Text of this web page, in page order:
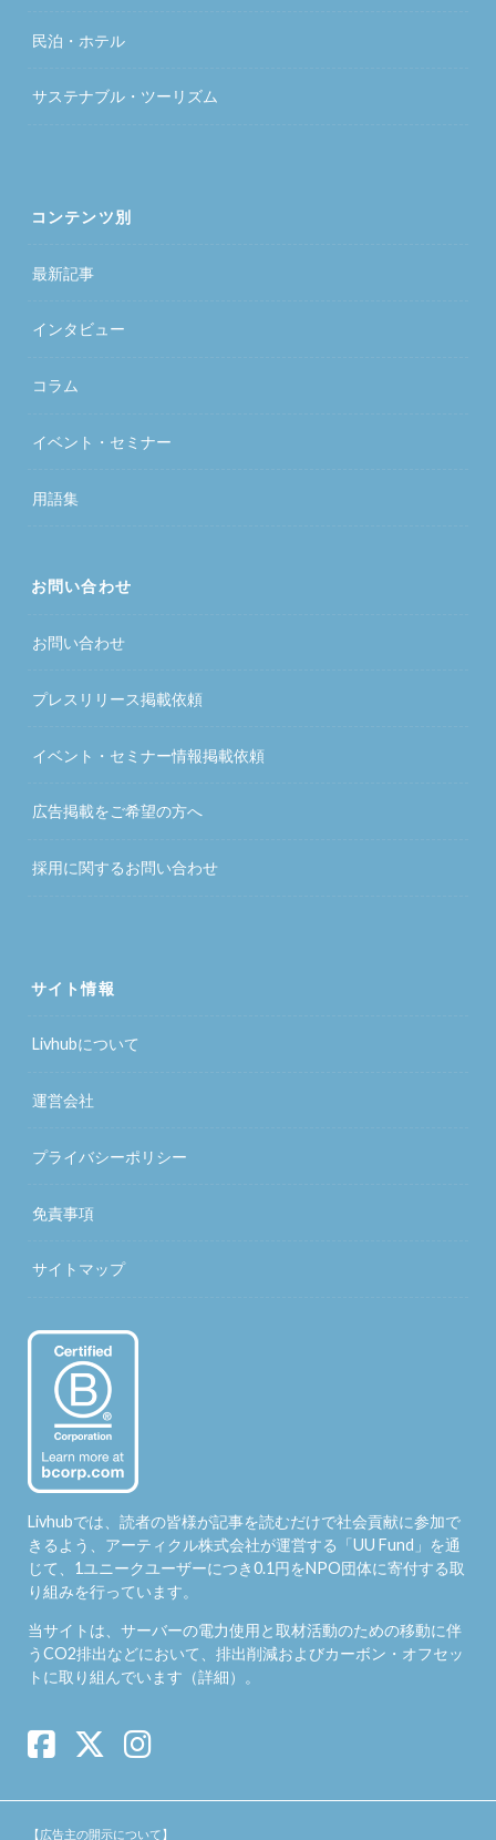
民泊・ホテル
サステナブル・ツーリズム
コンテンツ別
最新記事
インタビュー
コラム
イベント・セミナー
用語集
お問い合わせ
お問い合わせ
プレスリリース掲載依頼
イベント・セミナー情報掲載依頼
広告掲載をご希望の方へ
採用に関するお問い合わせ
サイト情報
Livhubについて
運営会社
プライバシーポリシー
免責事項
サイトマップ
Livhubでは、読者の皆様が記事を読むだけで社会貢献に参加で
きるよう、アーティクル株式会社が運営する「UU Fund 」を通
じて、1ユニークユーザーにつき0.1円をNPO団体に寄付する取
り組みを行っています。
当サイトは、サーバーの電力使用と取材活動のための移動に伴
うCO2排出などにおいて、排出削減およびカーボン・オフセッ
トに取り組んでいます（詳細）。
【広告主の開示について】